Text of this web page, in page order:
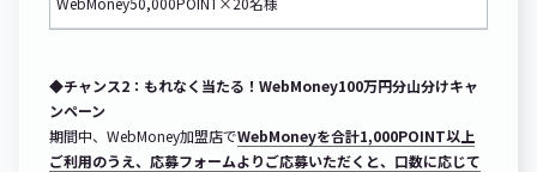
◆チャンス2：もれなく当たる！WebMoney100万円分山分けキャ
ンペーン
期間中、WebMoney加盟店でWebMoneyを合計1,000POINT以上
ご利用のうえ、応募フォームよりご応募いただくと、口数に応じて